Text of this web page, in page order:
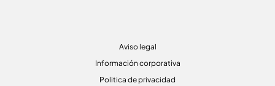
Aviso legal
Información corporativa
Politica de privacidad